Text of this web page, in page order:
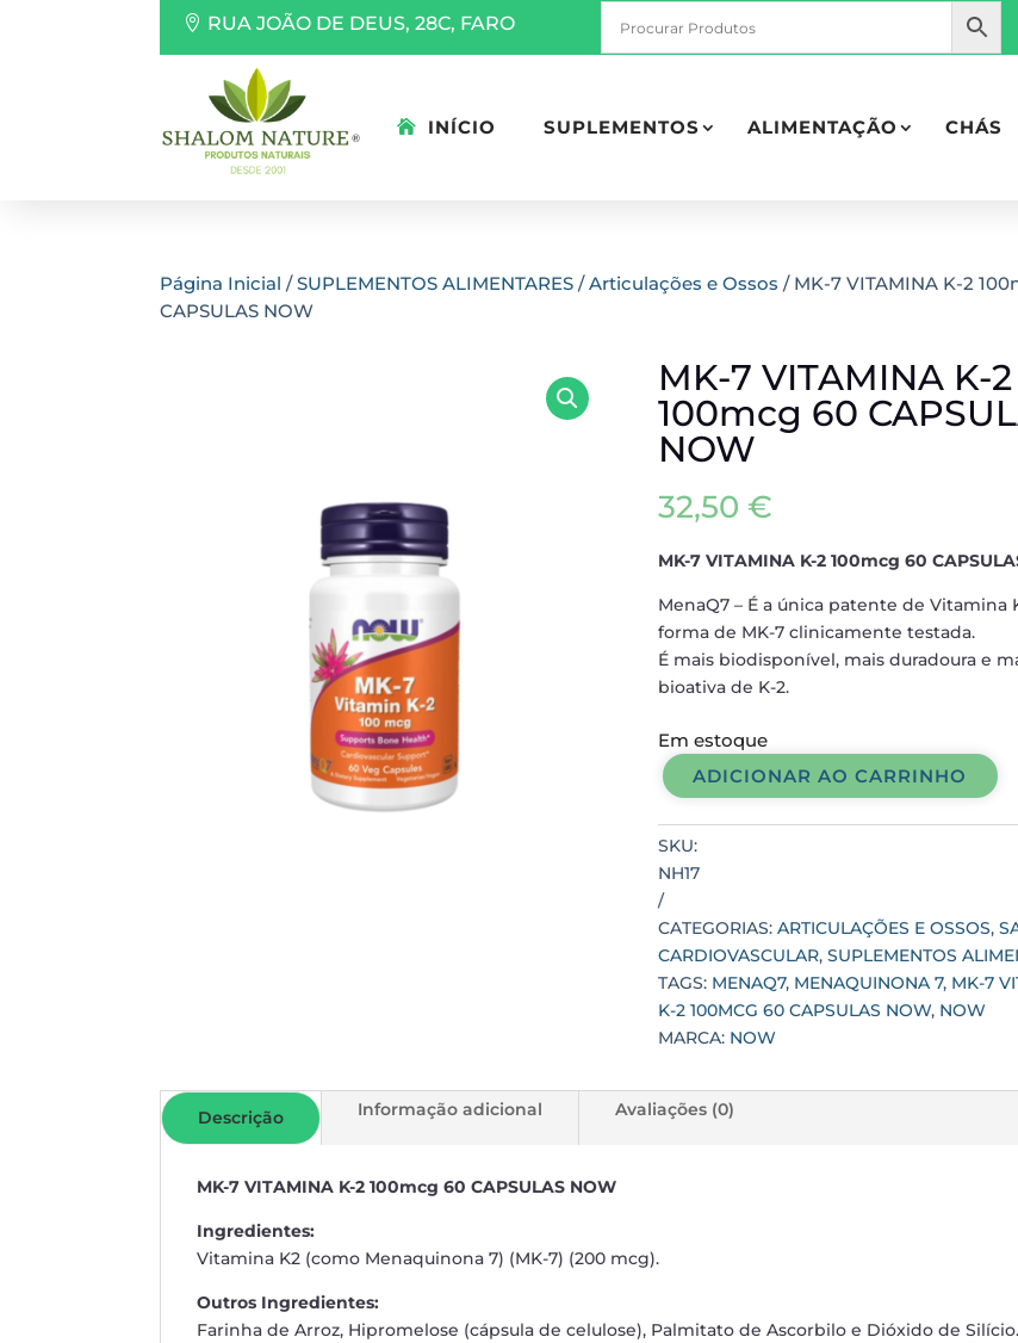
RUA JOÃO DE DEUS, 28C, FARO
INÍCIO SUPLEMENTOS ALIMENTAÇÃO CHÁS
Página Inicial /SUPLEMENTOS ALIMENTARES /Articulações e Ossos / MK-7 VITAMINA K-2
CAPSULAS NOW
MK-7 VITAMINA K-2
100mcg 60
NOW
32,50 €
MK-7 VITAMINA K-2 100mcg 60
MenaQ7 – É a única patente de Vitamina
forma de MK-7 clinicamente testada.
É mais biodisponível, mais duradoura e
bioativa de K-2.
Em estoque
MK-
VITAMINA
K-
2
100mcg
60
CAPSULAS
NOW
quantidade
ADICIONAR AO CARRINHO
SKU:
NH17
CATEGORIAS: ARTICULAÇÕES E OSSOS,
CARDIOVASCULAR, SUPLEMENTOS
TAGS: MENAQ7, MENAQUINONA 7, MK-7
K-2 100MCG 60 CAPSULAS NOW, NOW
MARCA: NOW
Descrição Informação adicional Avaliações (0)
MK-7 VITAMINA K-2 100mcg 60 CAPSULAS NOW
Ingredientes:
Vitamina K2 (como Menaquinona 7) (MK-7) (200 mcg).
Outros Ingredientes:
Farinha de Arroz, Hipromelose (cápsula de celulose), Palmitato de Ascorbilo e Dióxido de Silício.